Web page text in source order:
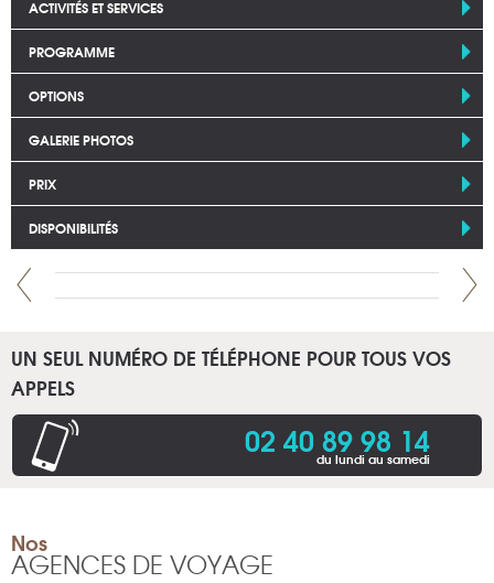
ACTIVITÉS ET SERVICES
PROGRAMME
OPTIONS
GALERIE PHOTOS
PRIX
DISPONIBILITÉS
UN SEUL NUMÉRO DE TÉLÉPHONE POUR TOUS VOS
APPELS
02 40 89 98 14
du lundi au samedi
Nos
AGENCES DE VOYAGE